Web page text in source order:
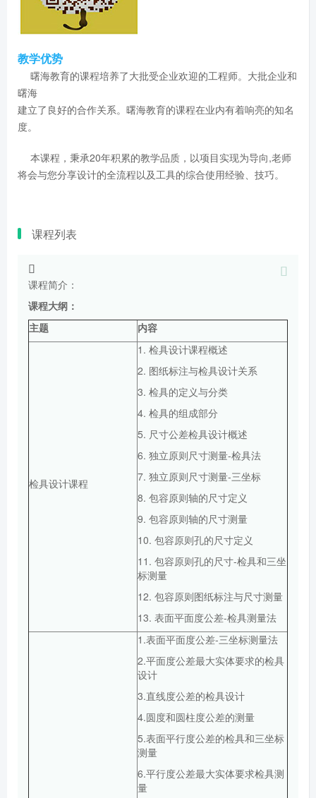
教学优势
曙海教育的课程培养了大批受企业欢迎的工程师。大批企业和
曙海
建立了良好的合作关系。曙海教育的课程在业内有着响亮的知名
度。
本课程，秉承20年积累的教学品质，以项目实现为导向,老师
将会与您分享设计的全流程以及工具的综合使用经验、技巧。
课程列表
课程简介：
课程大纲：
主题
内容
检具设计课程
1. 检具设计课程概述
2. 图纸标注与检具设计关系
3. 检具的定义与分类
4. 检具的组成部分
5. 尺寸公差检具设计概述
6. 独立原则尺寸测量-检具法
7. 独立原则尺寸测量-三坐标
8. 包容原则轴的尺寸定义
9. 包容原则轴的尺寸测量
10. 包容原则孔的尺寸定义
11. 包容原则孔的尺寸-检具和三坐
标测量
12. 包容原则图纸标注与尺寸测量
13. 表面平面度公差-检具测量法
1.表面平面度公差-三坐标测量法
2.平面度公差最大实体要求的检具
设计
3.直线度公差的检具设计
4.圆度和圆柱度公差的测量
5.表面平行度公差的检具和三坐标
测量
6.平行度公差最大实体要求检具测
量